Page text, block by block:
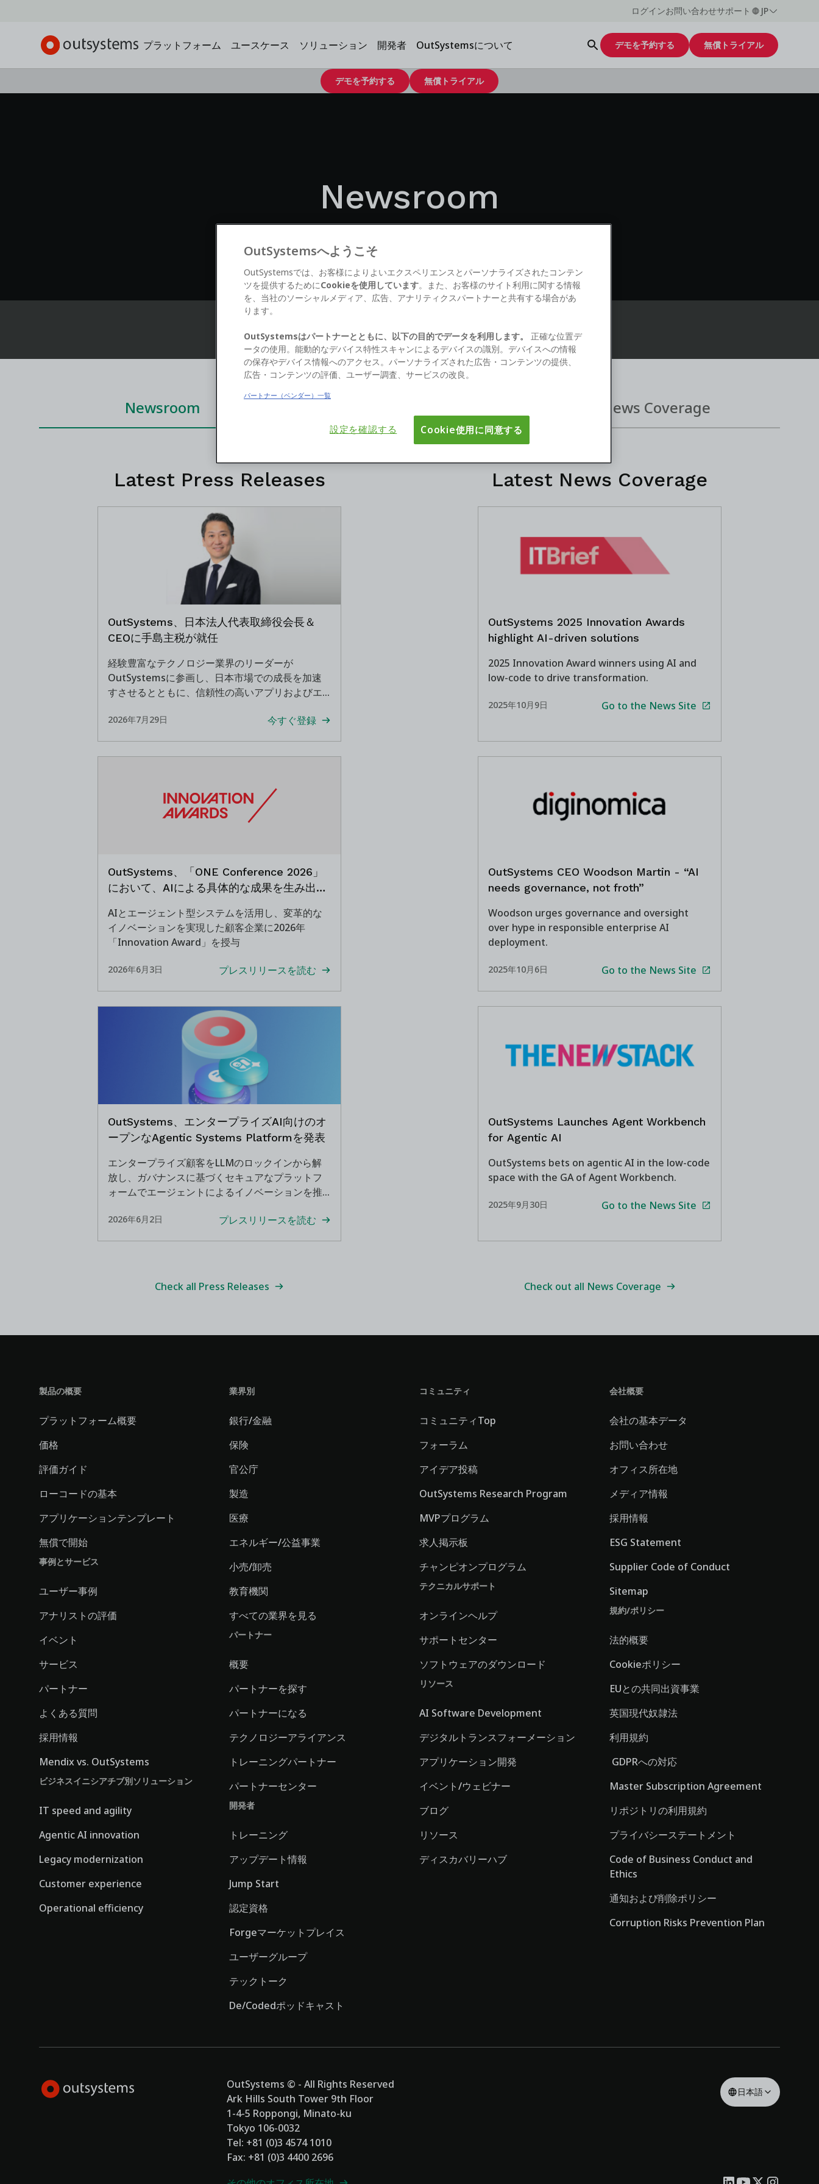
ログインお問い合わせサポート JP
プラットフォーム ユースケース ソリューション 開発者 OutSystemsについて デモを予約する 無償トライアル
デモを予約する 無償トライアル
Newsroom
May contain historical information
Newsroom News Coverage
Latest Press Releases
OutSystems、日本法人代表取締役会長＆
CEOに手島主税が就任
経験豊富なテクノロジー業界のリーダーが
OutSystemsに参画し、日本市場での成長を加速
すさせるとともに、信頼性の高いアプリおよびエ
2026年7月29日 今すぐ登録
OutSystems、「ONE Conference 2026」
において、AIによる具体的な成果を生み出し
AIとエージェント型システムを活用し、変革的な
イノベーションを実現した顧客企業に2026年
「Innovation Award」を授与
2026年6月3日 プレスリリースを読む
OutSystems、エンタープライズAI向けのオ
ープンなAgentic Systems Platformを発表
エンタープライズ顧客をLLMのロックインから解
放し、ガバナンスに基づくセキュアなプラットフ
ォームでエージェントによるイノベーションを推
2026年6月2日 プレスリリースを読む
Check all Press Releases
Latest News Coverage
OutSystems 2025 Innovation Awards
highlight AI-driven solutions
2025 Innovation Award winners using AI and
low-code to drive transformation.
2025年10月9日 Go to the News Site
OutSystems CEO Woodson Martin - “AI
needs governance, not froth”
Woodson urges governance and oversight
over hype in responsible enterprise AI
deployment.
2025年10月6日 Go to the News Site
OutSystems Launches Agent Workbench
for Agentic AI
OutSystems bets on agentic AI in the low-code
space with the GA of Agent Workbench.
2025年9月30日 Go to the News Site
Check out all News Coverage
製品の概要
プラットフォーム概要
価格
評価ガイド
ローコードの基本
アプリケーションテンプレート
無償で開始
事例とサービス
ユーザー事例
アナリストの評価
イベント
サービス
パートナー
よくある質問
採用情報
Mendix vs. OutSystems
ビジネスイニシアチブ別ソリューション
IT speed and agility
Agentic AI innovation
Legacy modernization
Customer experience
Operational efficiency
業界別
銀行/金融
保険
官公庁
製造
医療
エネルギー/公益事業
小売/卸売
教育機関
すべての業界を見る
パートナー
概要
パートナーを探す
パートナーになる
テクノロジーアライアンス
トレーニングパートナー
パートナーセンター
開発者
トレーニング
アップデート情報
Jump Start
認定資格
Forgeマーケットプレイス
ユーザーグループ
テックトーク
De/Codedポッドキャスト
コミュニティ
コミュニティTop
フォーラム
アイデア投稿
OutSystems Research Program
MVPプログラム
求人掲示板
チャンピオンプログラム
テクニカルサポート
オンラインヘルプ
サポートセンター
ソフトウェアのダウンロード
リソース
AI Software Development
デジタルトランスフォーメーション
アプリケーション開発
イベント/ウェビナー
ブログ
リソース
ディスカバリーハブ
会社概要
会社の基本データ
お問い合わせ
オフィス所在地
メディア情報
採用情報
ESG Statement
Supplier Code of Conduct
Sitemap
規約/ポリシー
法的概要
Cookieポリシー
EUとの共同出資事業
英国現代奴隷法
利用規約
GDPRへの対応
Master Subscription Agreement
リポジトリの利用規約
プライバシーステートメント
Code of Business Conduct and
Ethics
通知および削除ポリシー
Corruption Risks Prevention Plan
OutSystems © - All Rights Reserved
Ark Hills South Tower 9th Floor
1-4-5 Roppongi, Minato-ku
Tokyo 106-0032
Tel: +81 (0)3 4574 1010
Fax: +81 (0)3 4400 2696
日本語
OutSystemsへようこそ
OutSystemsでは、お客様によりよいエクスペリエンスとパーソナライズされたコンテン
ツを提供するためにCookieを使用しています。また、お客様のサイト利用に関する情報
を、当社のソーシャルメディア、広告、アナリティクスパートナーと共有する場合があ
ります。
OutSystemsはパートナーとともに、以下の目的でデータを利用します。
正確な位置デ
ータの使用。能動的なデバイス特性スキャンによるデバイスの識別。デバイスへの情報
の保存やデバイス情報へのアクセス。パーソナライズされた広告・コンテンツの提供、
広告・コンテンツの評価、ユーザー調査、サービスの改良。
パートナー（ベンダー）一覧
設定を確認する Cookie使用に同意する